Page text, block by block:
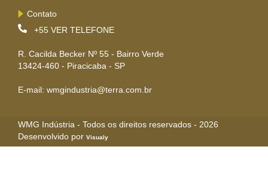
Contato
+55 VER TELEFONE
R. Cacilda Becker Nº 55 - Bairro Verde
13424-460 - Piracicaba - SP
E-mail: wmgindustria@terra.com.br
WMG Indústria - Todos os direitos reservados - 2026
Desenvolvido por Visualy